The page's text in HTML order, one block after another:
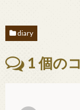
diary
1個の